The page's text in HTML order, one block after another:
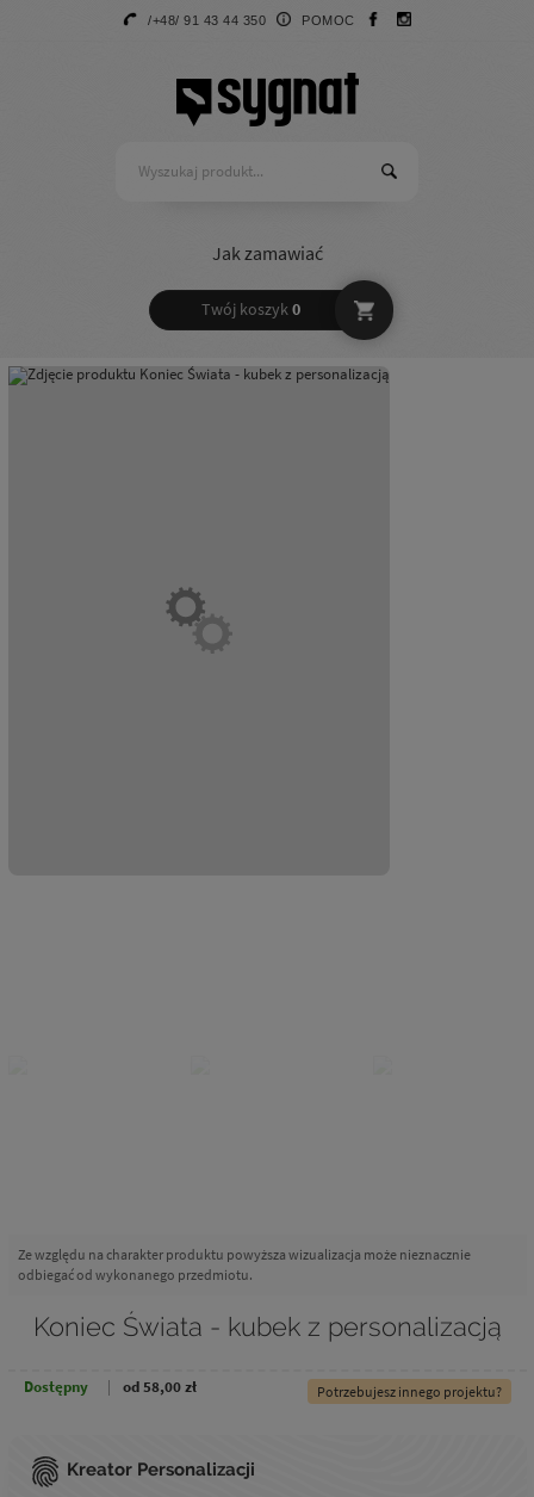
/+48/ 91 43 44 350 POMOC
Jak zamawiać
Twój koszyk0
Ze względu na charakter produktu powyższa wizualizacja może nieznacznie
odbiegać od wykonanego przedmiotu.
Koniec Świata - kubek z personalizacją
Dostępny od 58,00 zł Potrzebujesz innego projektu?
Kreator Personalizacji